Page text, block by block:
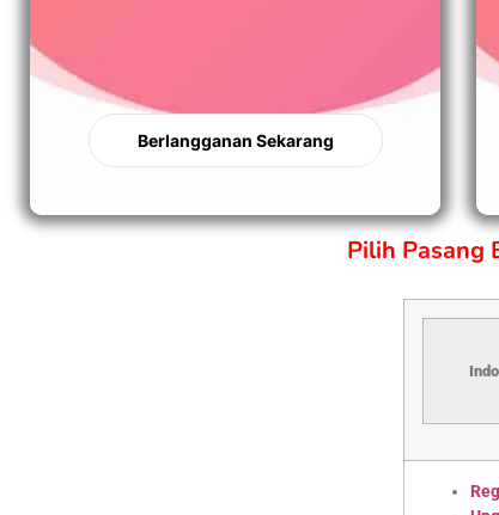
Berlangganan Sekarang
Pilih Pasang